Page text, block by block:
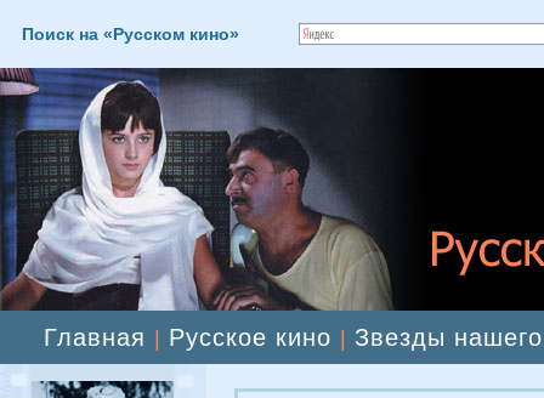
Поиск на «Русском кино»
Главная Русское кино Звезды